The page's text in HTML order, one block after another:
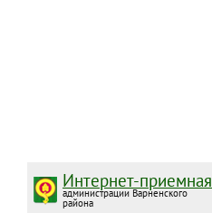
Интернет-приемная
администрации Варненского
района